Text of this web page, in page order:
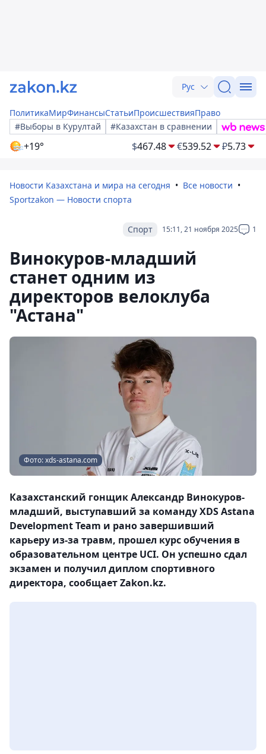
Рус
ПолитикаМирФинансыСтатьиПроисшествияПраво
#Выборы в Курултай
#Казахстан в сравнении
+19° $467.48 €539.52 ₽5.73
Новости Казахстана и мира на сегодня
Все новости
Sportzakon — Новости спорта
15:11, 21 ноября 2025 1
Спорт
Винокуров-младший
станет одним из
директоров велоклуба
"Астана"
Фото: xds-astana.com
Казахстанский гонщик Александр Винокуров-
младший, выступавший за команду XDS Astana
Development Team и рано завершивший
карьеру из-за травм, прошел курс обучения в
образовательном центре UCI. Он успешно сдал
экзамен и получил диплом спортивного
директора, сообщает Zakon.kz.